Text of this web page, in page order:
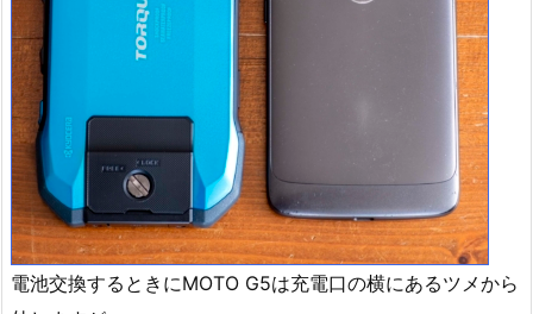
電池交換するときにMOTO G5は充電口の横にあるツメから